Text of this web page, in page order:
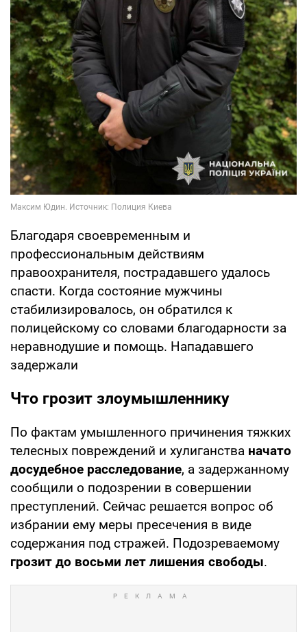
Благодаря своевременным и
профессиональным действиям
правоохранителя, пострадавшего удалось
спасти. Когда состояние мужчины
стабилизировалось, он обратился к
полицейскому со словами благодарности за
неравнодушие и помощь. Нападавшего
задержали
Что грозит злоумышленнику
По фактам умышленного причинения тяжких
телесных повреждений и хулиганства начато
досудебное расследование, а задержанному
сообщили о подозрении в совершении
преступлений. Сейчас решается вопрос об
избрании ему меры пресечения в виде
содержания под стражей. Подозреваемому
грозит до восьми лет лишения свободы.